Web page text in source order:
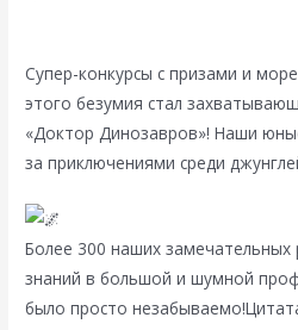
Супер-конкурсы с призами и
этого безумия стал
«Доктор Динозавров»! Наши
за приключениями среди
Более 300 наших
знаний в большой и шумной
было просто